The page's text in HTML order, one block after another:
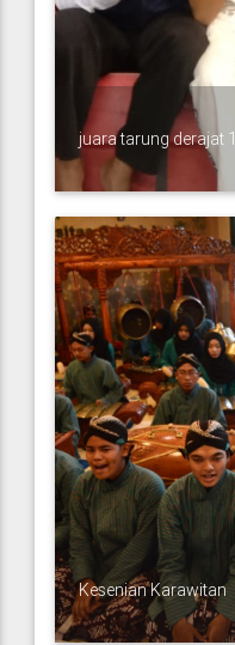
juara tarung derajat 1
Kesenian Karawitan